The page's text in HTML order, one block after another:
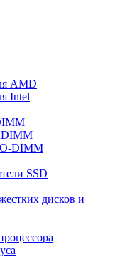
AMD
Intel
DIMM
SSD
дисков и